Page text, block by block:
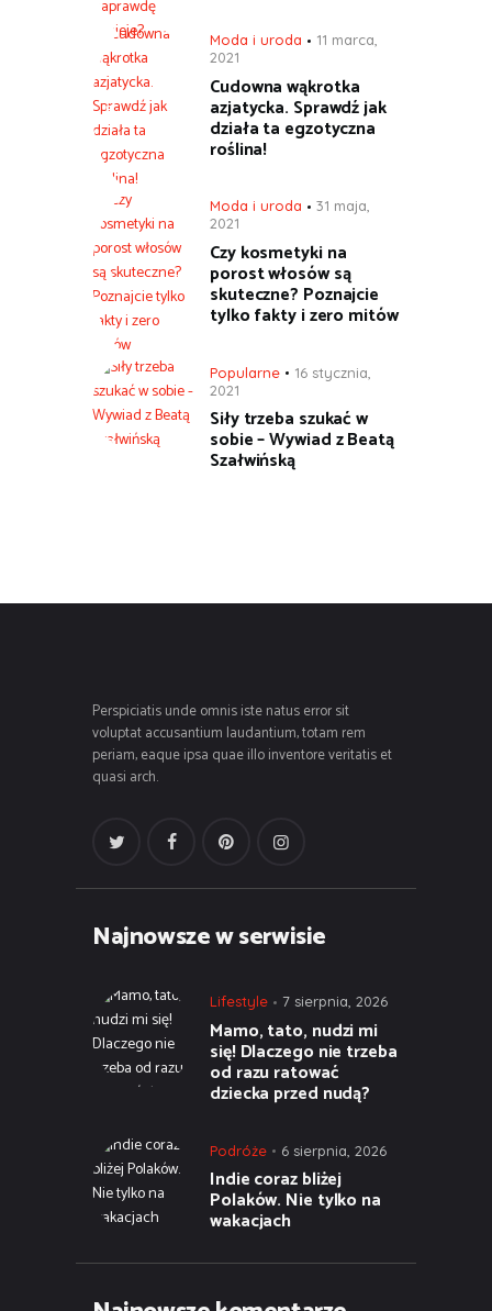
Moda i uroda
11 marca,
2021
Cudowna wąkrotka
azjatycka. Sprawdź jak
działa ta egzotyczna
roślina!
Moda i uroda
31 maja,
2021
Czy kosmetyki na
porost włosów są
skuteczne? Poznajcie
tylko fakty i zero mitów
Popularne
16 stycznia,
2021
Siły trzeba szukać w
sobie – Wywiad z Beatą
Szałwińską
Perspiciatis unde omnis iste natus error sit
voluptat accusantium laudantium, totam rem
periam, eaque ipsa quae illo inventore veritatis et
quasi arch.
Najnowsze w serwisie
Lifestyle 7 sierpnia, 2026
Mamo, tato, nudzi mi
się! Dlaczego nie trzeba
od razu ratować
dziecka przed nudą?
Podróże 6 sierpnia, 2026
Indie coraz bliżej
Polaków. Nie tylko na
wakacjach